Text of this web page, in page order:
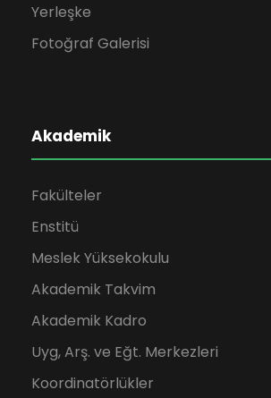
Yerleşke
Fotoğraf Galerisi
Akademik
Fakülteler
Enstitü
Meslek Yüksekokulu
Akademik Takvim
Akademik Kadro
Uyg, Arş. ve Eğt. Merkezleri
Koordinatörlükler